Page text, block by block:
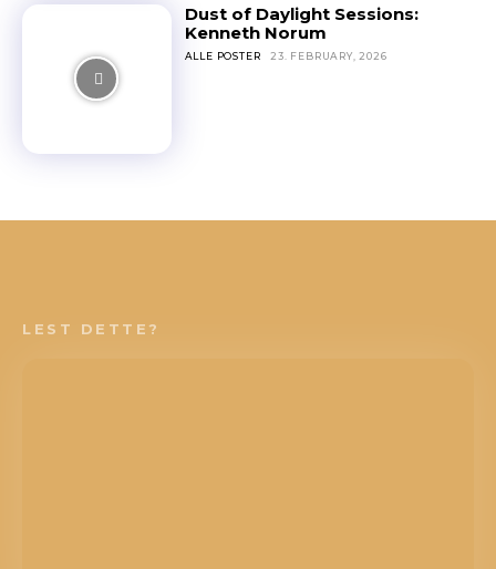
Dust of Daylight Sessions:
Kenneth Norum
ALLE POSTER 23. FEBRUARY, 2026
LEST DETTE?